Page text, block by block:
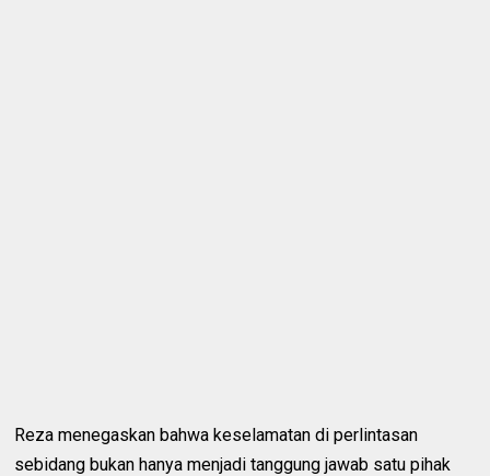
Reza menegaskan bahwa keselamatan di perlintasan
sebidang bukan hanya menjadi tanggung jawab satu pihak